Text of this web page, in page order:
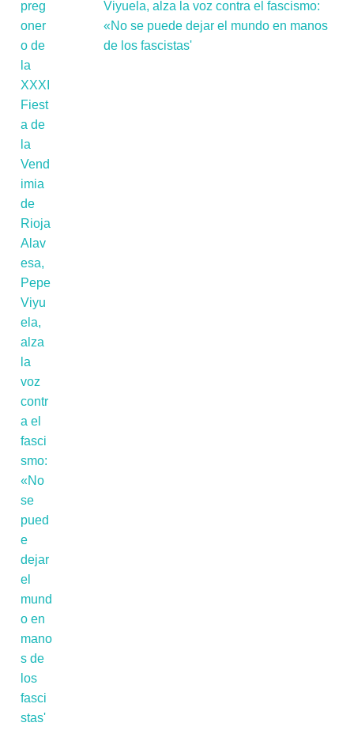
Viyuela, alza la voz contra el fascismo:
«No se puede dejar el mundo en manos
de los fascistas'